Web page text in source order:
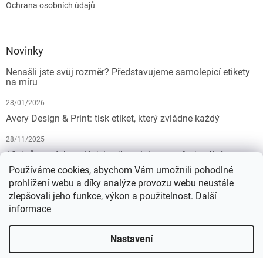
Používáme cookies, abychom Vám umožnili pohodlné
prohlížení webu a díky analýze provozu webu neustále
zlepšovali jeho funkce, výkon a použitelnost. Další
informace
Nastavení
Ochrana osobních údajů
Novinky
Nenašli jste svůj rozměr? Představujeme samolepicí etikety
na míru
28/01/2026
Avery Design & Print: tisk etiket, který zvládne každý
28/11/2025
10 tipů pro dokonalý tisk etiket: Jak na profesionální
výsledek bez starostí
19/07/2025